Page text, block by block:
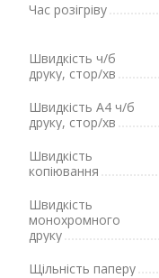
Час розігріву
Швидкість ч/б
друку, стор/хв
Швидкість A4 ч/б
друку, стор/хв
Швидкість
копіювання
Швидкість
монохромного
друку
Щільність паперу